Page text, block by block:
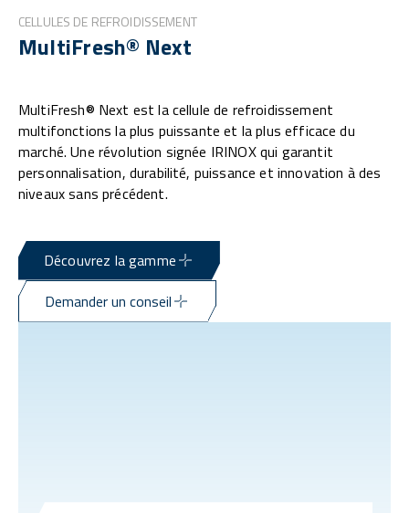
CELLULES DE REFROIDISSEMENT
MultiFresh® Next
MultiFresh® Next est la cellule de refroidissement
multifonctions la plus puissante et la plus efficace du
marché. Une révolution signée IRINOX qui garantit
personnalisation, durabilité, puissance et innovation à des
niveaux sans précédent.
Découvrez la gamme
Demander un conseil